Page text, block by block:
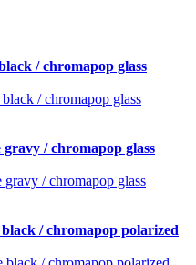
/ chromapop glass
/ chromapop glass
/ chromapop polarized